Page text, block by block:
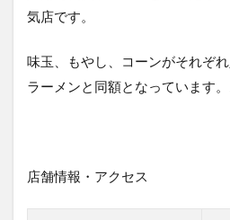
気店です。
味玉、もやし、コーンがそれぞ
ラーメンと同額となっています。
店舗情報・アクセス